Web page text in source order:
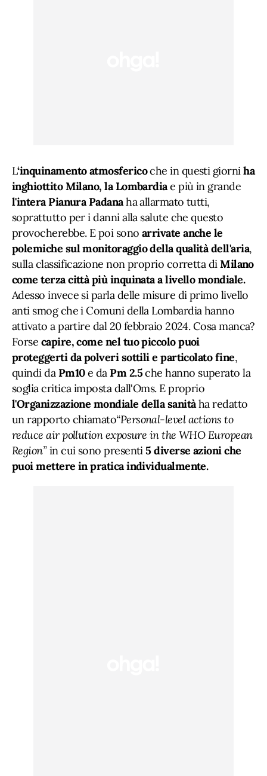
L‘inquinamento atmosfericoche in questi giorniha
inghiottito Milano, la Lombardiae più in grande
l'intera Pianura Padanaha allarmato tutti,
soprattutto per i danni alla salute che questo
provocherebbe. E poi sono arrivate anche le
polemiche sul monitoraggio della qualità dell'aria,
sulla classificazione non proprio corretta diMilano
come terza città più inquinata a livello mondiale.
Adesso invece si parla delle misure di primo livello
anti smog che i Comuni della Lombardia hanno
attivato a partire dal 20 febbraio 2024. Cosa manca?
Forse capire, come nel tuo piccolo puoi
proteggerti da polveri sottili e particolato fine,
quindi daPm10e daPm 2.5che hanno superato la
soglia critica imposta dall'Oms. E proprio
l'Organizzazione mondiale della sanitàha redatto
un rapporto chiamato“Personal-level actions to
reduce air pollution exposure in the WHO European
Region”in cui sono presenti5 diverse azioni che
puoi mettere in pratica individualmente.